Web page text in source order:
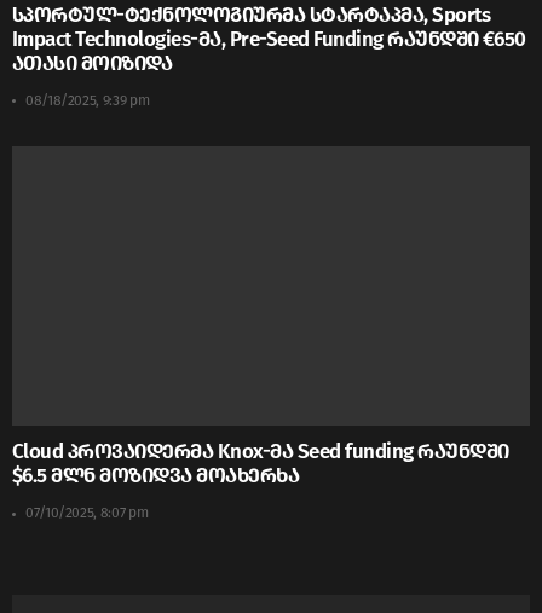
სპორტულ-ტექნოლოგიურმა სტარტაპმა, Sports
Impact Technologies-მა, Pre-Seed Funding რაუნდში €650
ათასი მოიზიდა
08/18/2025, 9:39 pm
Cloud პროვაიდერმა Knox-მა Seed funding რაუნდში
$6.5 მლნ მოზიდვა მოახერხა
07/10/2025, 8:07 pm